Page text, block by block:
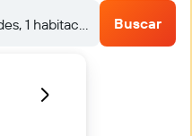
1 habitación Buscar